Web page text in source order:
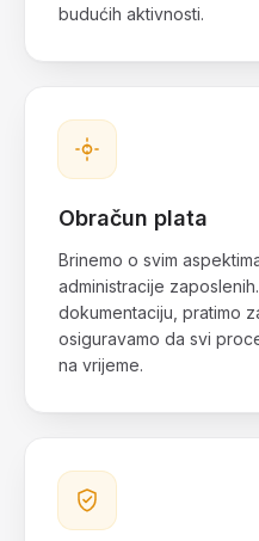
budućih aktivnosti.
Obračun plata
Brinemo o svim
administracije
dokumentaciju, pratimo
osiguravamo da svi
na vrijeme.